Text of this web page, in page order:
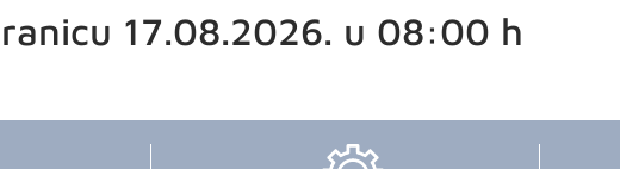
17.08.2026. u 08:00 h